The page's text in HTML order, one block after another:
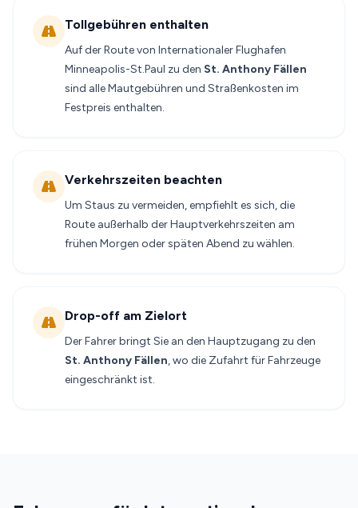
Tollgebühren enthalten
Auf der Route von Internationaler Flughafen
Minneapolis-St.Paul zu den St. Anthony Fällen
sind alle Mautgebühren und Straßenkosten im
Festpreis enthalten.
Verkehrszeiten beachten
Um Staus zu vermeiden, empfiehlt es sich, die
Route außerhalb der Hauptverkehrszeiten am
frühen Morgen oder späten Abend zu wählen.
Drop-off am Zielort
Der Fahrer bringt Sie an den Hauptzugang zu den
St. Anthony Fällen, wo die Zufahrt für Fahrzeuge
eingeschränkt ist.